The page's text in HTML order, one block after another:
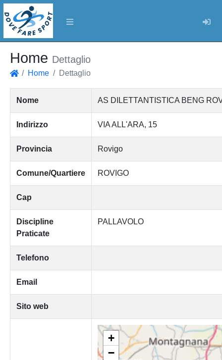
Home Dettaglio
Home Dettaglio
Nome AS DILETTANTISTICA BENG
Indirizzo VIA ALL'ARA, 15
Provincia Rovigo
Comune/Quartiere ROVIGO
Cap
Discipline
Praticate
PALLAVOLO
Telefono
Email
Sito web
+
−